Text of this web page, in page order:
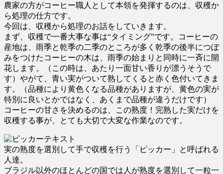
農家の方がコーヒー職人として本領を発揮するのは、収穫か
ら処理の仕方です。
今回は、収穫から処理のお話をしていきます。
まず、収穫で一番大事な事は“タイミング”です。コーヒーの
産地は、雨季と乾季の二季のところが多く乾季の後半につぼ
みをつけたコーヒーの木は、雨季の始まりと同時に一斉に開
花します。（この時は、あたり一面甘い香りが漂うそうで
す）やがて、青い実がついて熟してくると赤く色付いてきま
す。（品種により黄色くなる品種がありますが、黄色の実が
特別に良いとかではなく、あくまで品種が違うだけです）
コーヒーの甘さを決めるのは、この熟度！完熟した実だけを
収穫する事が、とても大切で大変な作業なのです。
テキスト
実の熟度を選別して手で収穫を行う「ピッカー」と呼ばれる
人達。
ブラジル以外のほとんどの国では人が熟度を選別して一粒一